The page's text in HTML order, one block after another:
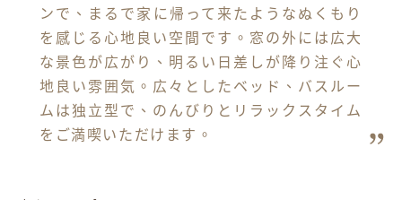
ンで、まるで家に帰って来たようなぬくもり
を感じる心地良い空間です。窓の外には広大
な景色が広がり、明るい日差しが降り注ぐ心
地良い雰囲気。広々としたベッド、バスルー
ムは独立型で、のんびりとリラックスタイム